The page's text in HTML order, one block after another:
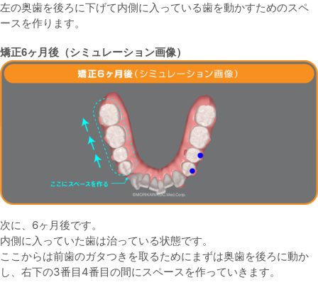
左の奥歯を後ろに下げて内側に入っている歯を動かすためのスペ
ースを作ります。
矯正6ヶ月後（シミュレーション画像）
次に、6ヶ月後です。
内側に入っていた歯は治っている状態です。
ここからは前歯のガタつきを取るためにまずは奥歯を後ろに動か
し、右下の3番目4番目の間にスペースを作っていきます。